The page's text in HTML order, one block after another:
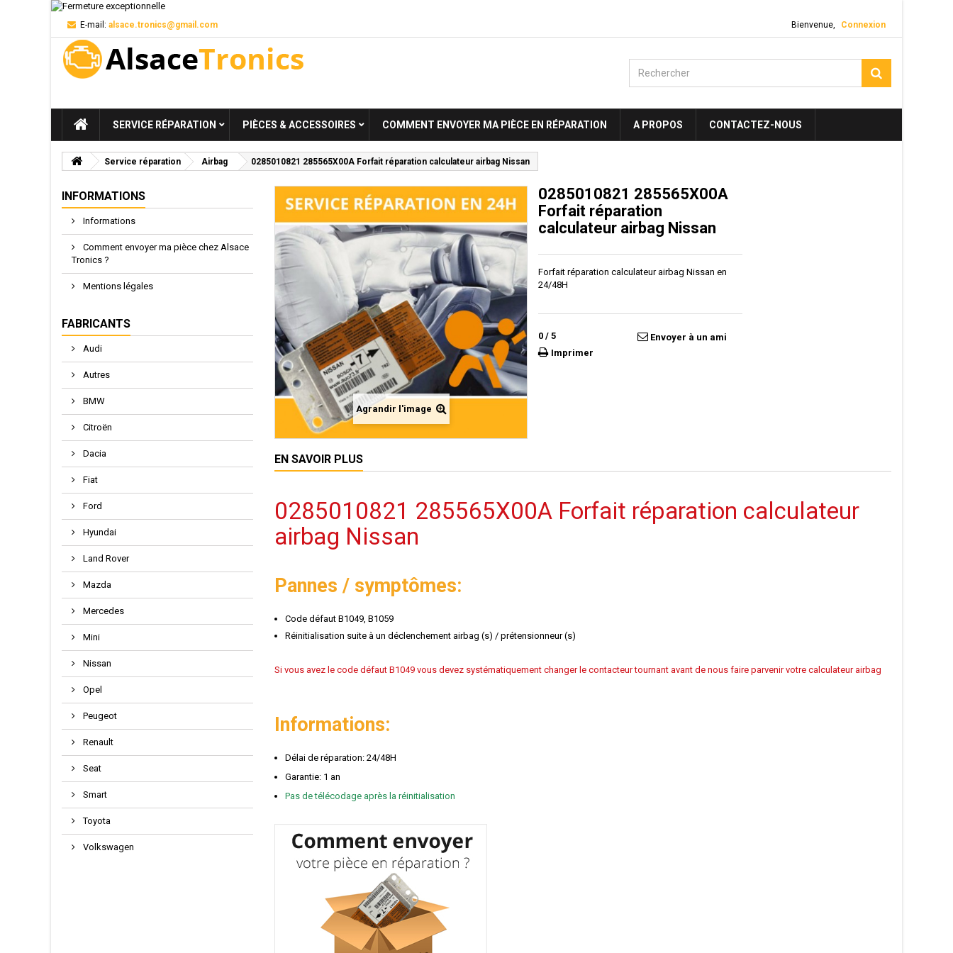
Bienvenue, Connexion
E-mail: alsace.tronics@gmail.com
SERVICE RÉPARATION PIÈCES & ACCESSOIRES COMMENT ENVOYER MA PIÈCE EN RÉPARATION A PROPOS CONTACTEZ-NOUS
Service réparation Airbag 0285010821 285565X00A Forfait réparation calculateur airbag Nissan
INFORMATIONS
Informations
Comment envoyer ma pièce chez Alsace
Tronics ?
Mentions légales
FABRICANTS
Audi
Autres
BMW
Citroën
Dacia
Fiat
Ford
Hyundai
Land Rover
Mazda
Mercedes
Mini
Nissan
Opel
Peugeot
Renault
Seat
Smart
Toyota
Volkswagen
Agrandir l'image
0285010821 285565X00A
Forfait réparation
calculateur airbag Nissan
Forfait réparation calculateur airbag Nissan en
24/48H
0 / 5
Envoyer à un ami
Imprimer
EN SAVOIR PLUS
0285010821 285565X00A Forfait réparation calculateur
airbag Nissan
Pannes / symptômes:
Code défaut B1049, B1059
Réinitialisation suite à un déclenchement airbag (s) / prétensionneur (s)
Si vous avez le code défaut B1049 vous devez systématiquement changer le contacteur tournant avant de nous faire parvenir votre calculateur airbag
Informations:
Délai de réparation: 24/48H
Garantie: 1 an
Pas de télécodage après la réinitialisation